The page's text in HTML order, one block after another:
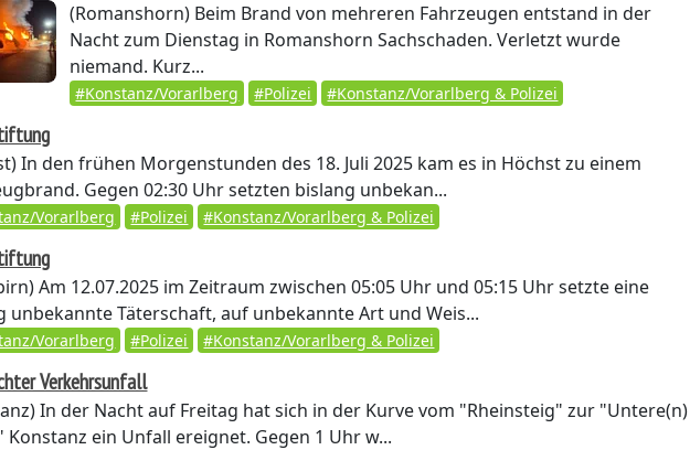
(Romanshorn) Beim Brand von mehreren Fahrzeugen entstand in der
Nacht zum Dienstag in Romanshorn Sachschaden. Verletzt wurde
niemand. Kurz...
#Konstanz/Vorarlberg #Polizei
#Konstanz/Vorarlberg & Polizei
In den frühen Morgenstunden des 18. Juli 2025 kam es in Höchst zu einem
Gegen 02:30 Uhr setzten bislang unbekan...
Vorarlberg #Polizei
#Konstanz/Vorarlberg & Polizei
Am 12.07.2025 im Zeitraum zwischen 05:05 Uhr und 05:15 Uhr setzte eine
unbekannte Täterschaft, auf unbekannte Art und Weis...
Vorarlberg #Polizei
#Konstanz/Vorarlberg & Polizei
Verkehrsunfall
In der Nacht auf Freitag hat sich in der Kurve vom "Rheinsteig" zur "Untere(n)
Konstanz ein Unfall ereignet. Gegen 1 Uhr w...